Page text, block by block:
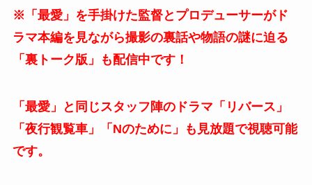
※「最愛」を手掛けた監督とプロデューサーがド
ラマ本編を見ながら撮影の裏話や物語の謎に迫る
「裏トーク版」も配信中です！
「最愛」と同じスタッフ陣のドラマ「リバース」
「夜行観覧車」「Nのために」も見放題で視聴可能
です。